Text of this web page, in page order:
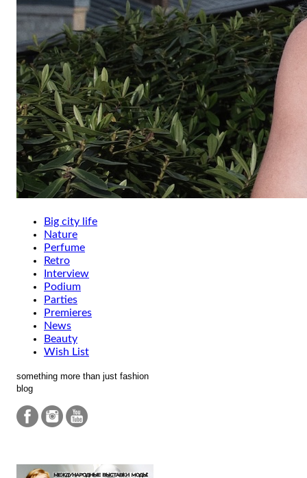
Big city life
Nature
Perfume
Retro
Interview
Podium
Parties
Premieres
News
Beauty
Wish List
something more than just fashion
blog